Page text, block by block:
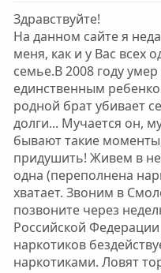
ы
л
а
Здравствуйте!
На данном сайте я
меня, как и у Вас всех
семье.В 2008 году
единственным
родной брат убивает
долги... Мучается он,
бывают такие
придушить! Живем в
одна (переполнена
хватает. Звоним в
позвоните через
Российской
наркотиков
наркотиками. Ловят